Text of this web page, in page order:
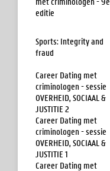
editie
Sports: Integrity and
fraud
Career Dating met
criminologen - sessie
OVERHEID, SOCIAAL &
JUSTITIE 2
Career Dating met
criminologen - sessie
OVERHEID, SOCIAAL &
JUSTITIE 1
Career Dating met